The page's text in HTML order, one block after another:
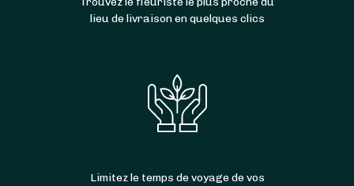
lieu de livraison en quelques clics
Limitez le temps de voyage de vos